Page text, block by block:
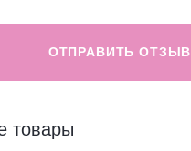
ОТПРАВИТЬ ОТЗЫВ
товары